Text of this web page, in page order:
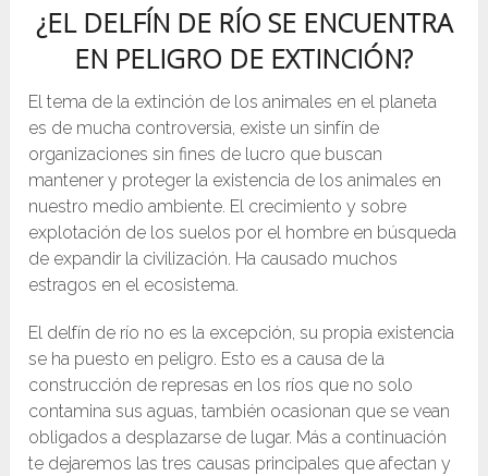
¿EL DELFÍN DE RÍO SE ENCUENTRA
EN PELIGRO DE EXTINCIÓN?
El tema de la extinción de los animales en el planeta
es de mucha controversia, existe un sinfín de
organizaciones sin fines de lucro que buscan
mantener y proteger la existencia de los animales en
nuestro medio ambiente. El crecimiento y sobre
explotación de los suelos por el hombre en búsqueda
de expandir la civilización. Ha causado muchos
estragos en el ecosistema.
El delfín de río no es la excepción, su propia existencia
se ha puesto en peligro. Esto es a causa de la
construcción de represas en los ríos que no solo
contamina sus aguas, también ocasionan que se vean
obligados a desplazarse de lugar. Más a continuación
te dejaremos las tres causas principales que afectan y